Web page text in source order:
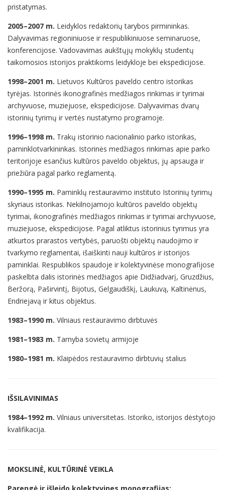
pristatymas.
2005–2007 m. Leidyklos redaktorių tarybos pirmininkas.
Dalyvavimas regioniniuose ir respublikiniuose seminaruose,
konferencijose. Vadovavimas aukštųjų mokyklų studentų
taikomosios istorijos praktikoms leidykloje bei ekspedicijose.
1998–2001 m. Lietuvos Kultūros paveldo centro istorikas
tyrėjas. Istorinės ikonografinės medžiagos rinkimas ir tyrimai
archyvuose, muziejuose, ekspedicijose. Dalyvavimas dvarų
istorinių tyrimų ir vertės nustatymo programoje.
1996–1998 m. Trakų istorinio nacionalinio parko istorikas,
paminklotvarkininkas. Istorinės medžiagos rinkimas apie parko
teritorijoje esančius kultūros paveldo objektus, jų apsauga ir
priežiūra pagal parko reglamentą.
1990–1995 m. Paminklų restauravimo instituto Istorinių tyrimų
skyriaus istorikas. Nekilnojamojo kultūros paveldo objektų
tyrimai, ikonografinės medžiagos rinkimas ir tyrimai archyvuose,
muziejuose, ekspedicijose. Pagal atliktus istorinius tyrimus yra
atkurtos prarastos vertybės, paruošti objektų naudojimo ir
tvarkymo reglamentai, išaiškinti nauji kultūros ir istorijos
paminklai. Respublikos spaudoje ir kolektyvinėse monografijose
paskelbta dalis istorinės medžiagos apie Didžiadvarį, Gruzdžius,
Beržorą, Paširvintį, Bijotus, Gelgaudiškį, Laukuvą, Kaltinėnus,
Endriejavą ir kitus objektus.
1983–1990 m. Vilniaus restauravimo dirbtuvės
1981–1983 m. Tarnyba sovietų armijoje
1980–1981 m. Klaipėdos restauravimo dirbtuvių stalius
IŠSILAVINIMAS
1984–1992 m. Vilniaus universitetas. Istoriko, istorijos dėstytojo
kvalifikacija.
MOKSLINĖ, KULTŪRINĖ VEIKLA